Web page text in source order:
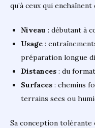
qu’à ceux qui
Niveau : débutant à
Usage :
préparation longue
Distances : du
Surfaces : chemins
terrains secs ou
Sa conception tolérante